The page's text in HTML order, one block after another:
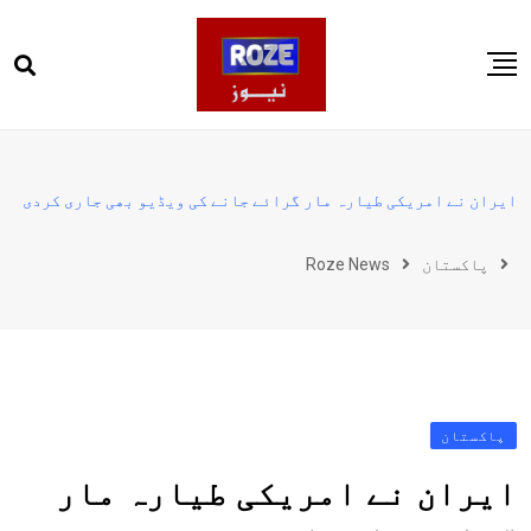
to
پاکستان
کھیل
ایران نے امریکی طیارہ مار گرائے جانے کی ویڈیو بھی جاری کردی
پاکستان Roze News
پاکستان
ایران نے امریکی طیارہ مار